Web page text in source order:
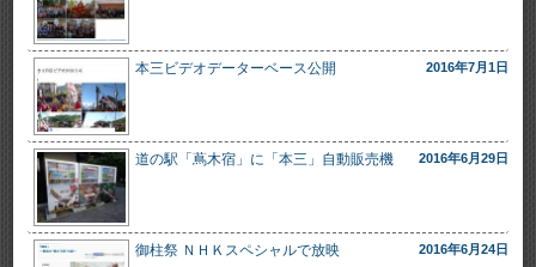
11 23 水 平岡
本三ビデオデーターベース公開 2016年7月1日
道の駅「蔦木宿」に「本三」自動販売機 2016年6月29日
御柱祭 ＮＨＫスペシャルで放映 2016年6月24日